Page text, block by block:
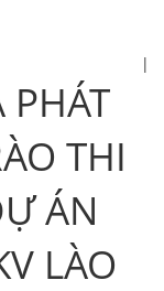
|
PHÁT
THI
ÁN
LÀO